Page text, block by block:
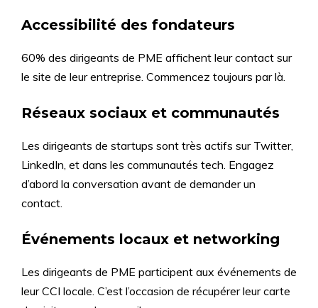
Accessibilité des fondateurs
60% des dirigeants de PME affichent leur contact sur
le site de leur entreprise. Commencez toujours par là.
Réseaux sociaux et communautés
Les dirigeants de startups sont très actifs sur Twitter,
LinkedIn, et dans les communautés tech. Engagez
d’abord la conversation avant de demander un
contact.
Événements locaux et networking
Les dirigeants de PME participent aux événements de
leur CCI locale. C’est l’occasion de récupérer leur carte